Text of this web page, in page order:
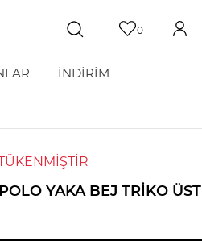
0
İNDİRİM
YAKA BEJ TRIKO ÜST